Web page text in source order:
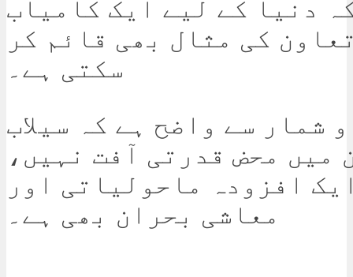
دنیا کے لیے ایک کامیاب
کی مثال بھی قائم کر
سکتی ہے۔
شمار سے واضح ہے کہ سیلاب
میں محض قدرتی آفت نہیں،
افزودہ ماحولیاتی اور
معاشی بحران بھی ہے۔